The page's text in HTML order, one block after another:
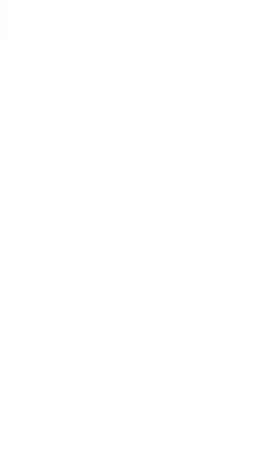
une entité